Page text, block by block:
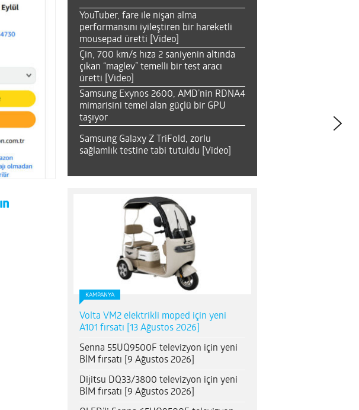
YouTuber, fare ile nişan alma
performansını iyileştiren bir hareketli
mousepad üretti [Video]
Çin, 700 km/s hıza 2 saniyenin altında
çıkan “maglev” temelli bir test aracı
üretti [Video]
Samsung Exynos 2600, AMD’nin RDNA4
mimarisini temel alan güçlü bir GPU
taşıyor
Samsung Galaxy Z TriFold, zorlu
sağlamlık testine tabi tutuldu [Video]
KAMPANYA
Volta VM2 elektrikli moped için yeni
A101 fırsatı [13 Ağustos 2026]
Senna 55UQ9500F televizyon için yeni
BİM fırsatı [9 Ağustos 2026]
Dijitsu DQ33/3800 televizyon için yeni
BİM fırsatı [9 Ağustos 2026]